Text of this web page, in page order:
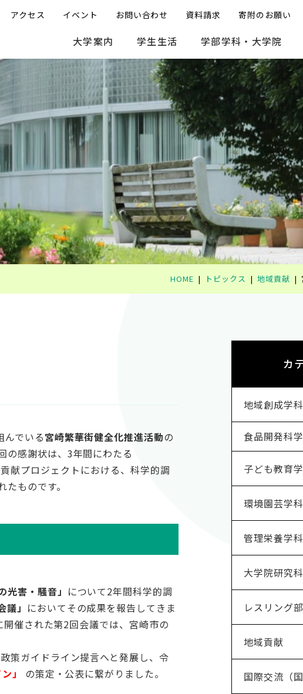
大学案内 学生生活 学部学科・大学院
アクセス イベント お問い合わせ 資料請求 寄附のお願い
HOME トピックス 地域貢献
んでいる宮崎繁華街健全化推進活動の
の感謝状は、3年間にわたる
献プロジェクトにおける、科学的調
ものです。
光害・騒音」 について2年間科学的調
」 においてその成果を報告してきま
催された第2回会議では、宮崎市の
策ガイドライン提言へと発展し、令
」
の策定・公表に繋がりました。
カ
地域創成学科
食品開発科
子ども教育
環境園芸学科
管理栄養学科
大学院研究科
レスリング部
地域貢献
国際交流（国